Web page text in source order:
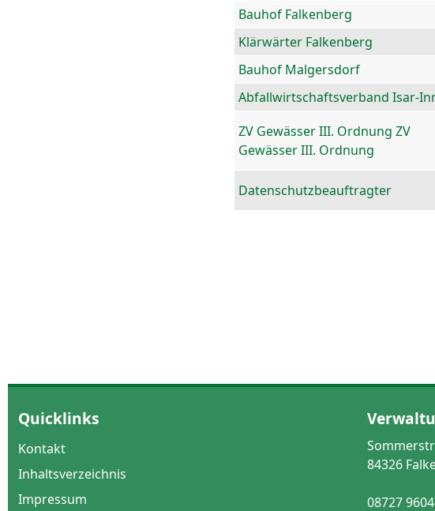
Bauhof Falkenberg
Klärwärter Falkenberg
Bauhof Malgersdorf
Abfallwirtschaftsverband Isar-
ZV Gewässer III. Ordnung ZV
Gewässer III. Ordnung
Datenschutzbeauftragter
Quicklinks
Kontakt
Inhaltsverzeichnis
Impressum
84326
08727